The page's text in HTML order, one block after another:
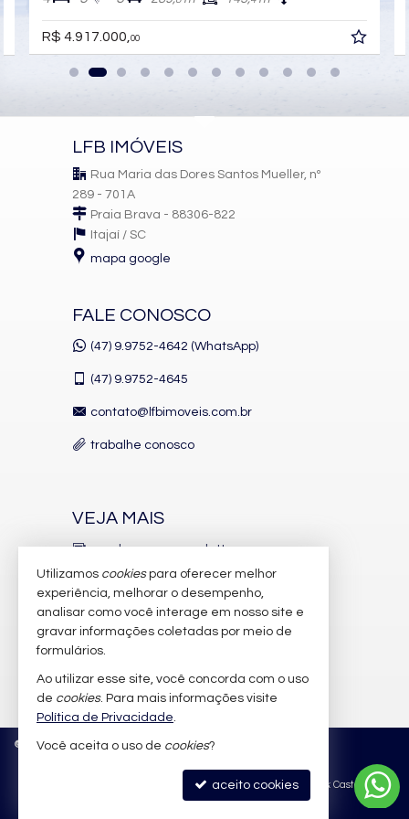
R$ 4.917.000,00
LFB IMÓVEIS
Rua Maria das Dores Santos Mueller, nº
289 - 701A
Praia Brava - 88306-822
Itajaí / SC
mapa google
FALE CONOSCO
(47) 9.9752-4642 (WhatsApp)
(47) 9.9752-4645
contato@lfbimoveis.com.br
trabalhe conosco
VEJA MAIS
receba nosso newsletter
indicadores financeiros
cadastre seu imóvel
imóveis favoritos
mapa de imóveis
© 2026 CRECI/SC 6.388-J Política de Privacidade
Site para imobiliárias: Castel Digital
Utilizamos cookiespara oferecer melhor
experiência, melhorar o desempenho,
analisar como você interage em nosso site e
gravar informações coletadas por meio de
formulários.
Ao utilizar esse site, você concorda com o uso
de cookies. Para mais informações visite
Política de Privacidade.
Você aceita o uso de cookies?
aceito cookies